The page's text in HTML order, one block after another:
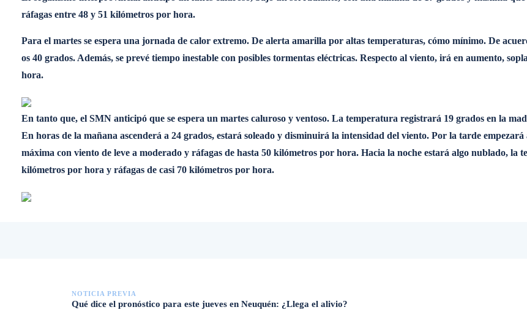
ráfagas entre 48 y 51 kilómetros por hora.
Para el martes se espera una jornada de calor extremo. De alerta amarilla por altas temperaturas, cómo mínimo. De
os 40 grados. Además, se prevé tiempo inestable con posibles tormentas eléctricas. Respecto al viento, irá en aumento,
hora.
En tanto que, el SMN anticipó que se espera un martes caluroso y ventoso. La temperatura registrará 19 grados en la
En horas de la mañana ascenderá a 24 grados, estará soleado y disminuirá la intensidad del viento. Por la tarde
máxima con viento de leve a moderado y ráfagas de hasta 50 kilómetros por hora. Hacia la noche estará algo nublado, la
kilómetros por hora y ráfagas de casi 70 kilómetros por hora.
NOTICIA PREVIA
Qué dice el pronóstico para este jueves en Neuquén: ¿Llega el alivio?